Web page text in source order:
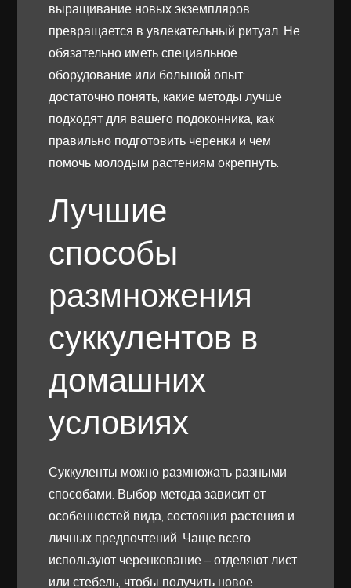
выращивание новых экземпляров
превращается в увлекательный ритуал. Не
обязательно иметь специальное
оборудование или большой опыт:
достаточно понять, какие методы лучше
подходят для вашего подоконника, как
правильно подготовить черенки и чем
помочь молодым растениям окрепнуть.
Лучшие
способы
размножения
суккулентов в
домашних
условиях
Суккуленты можно размножать разными
способами. Выбор метода зависит от
особенностей вида, состояния растения и
личных предпочтений. Чаще всего
используют черенкование – отделяют лист
или стебель, чтобы получить новое